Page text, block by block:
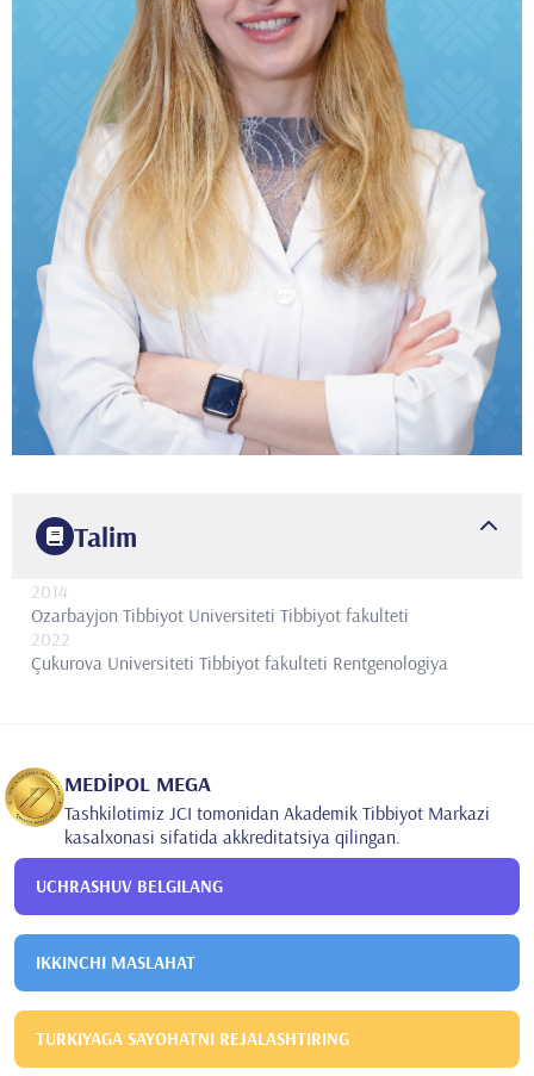
Talim
2014
Ozarbayjon Tibbiyot Universiteti Tibbiyot fakulteti
2022
Çukurova Universiteti Tibbiyot fakulteti Rentgenologiya
MEDİPOL MEGA
Tashkilotimiz JCI tomonidan Akademik Tibbiyot Markazi
kasalxonasi sifatida akkreditatsiya qilingan.
UCHRASHUV BELGILANG
IKKINCHI MASLAHAT
TURKIYAGA SAYOHATNI REJALASHTIRING